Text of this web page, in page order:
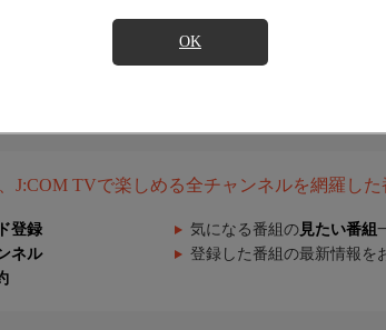
OK
J:COM TVで楽しめる全チャンネルを網羅した
登録 気になる番組の 見たい番組
ネル 登録した番組の最新情報を